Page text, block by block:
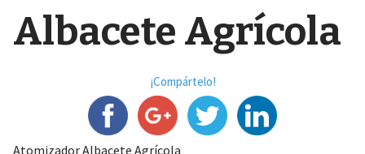
Albacete Agrícola
¡Compártelo!
Atomizador Albacete Agrícola